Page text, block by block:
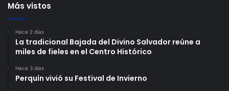
Más vistos
Hace 2 días
La tradicional Bajada del Divino Salvador reúne a
miles de fieles en el Centro Histórico
Hace 3 días
Perquín vivió su Festival de Invierno